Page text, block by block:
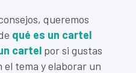
queremos
qué es un cartel
cartel por si gustas
tema y elaborar un